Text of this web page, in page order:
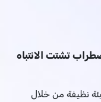
تشتت الانتباه
نظيفة من خلال